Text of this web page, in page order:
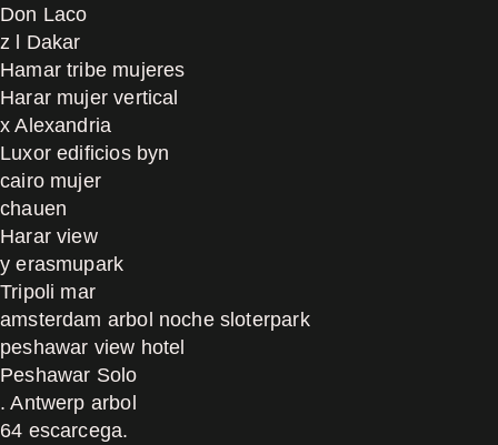
Don Laco
z l Dakar
Hamar tribe mujeres
Harar mujer vertical
x Alexandria
Luxor edificios byn
cairo mujer
chauen
Harar view
y erasmupark
Tripoli mar
amsterdam arbol noche sloterpark
peshawar view hotel
Peshawar Solo
. Antwerp arbol
64 escarcega.